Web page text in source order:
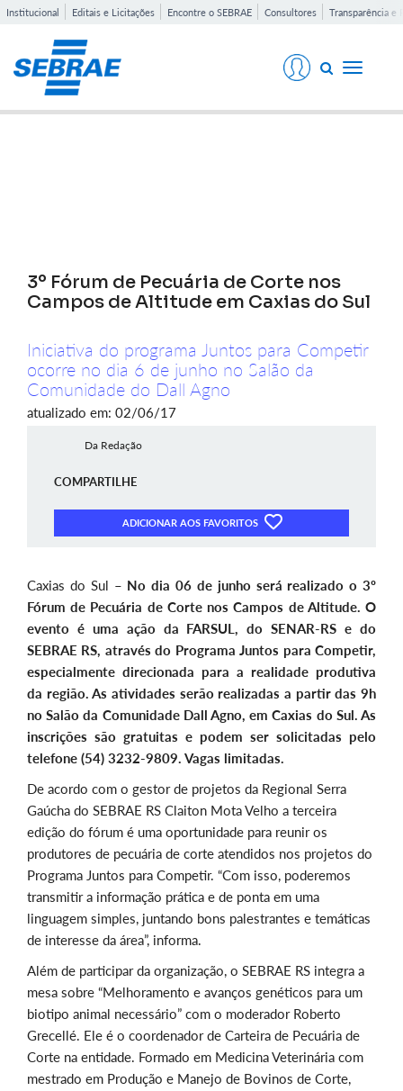
Institucional Editais e Licitações Encontre o SEBRAE Consultores Transparência e
Toggle
3º Fórum de Pecuária de Corte nos
Campos de Altitude em Caxias do Sul
Iniciativa do programa Juntos para Competir
ocorre no dia 6 de junho no Salão da
Comunidade do Dall Agno
atualizado em: 02/06/17
Da Redação
COMPARTILHE
ADICIONAR AOS FAVORITOS
Caxias do Sul – No dia 06 de junho será realizado o 3º
Fórum de Pecuária de Corte nos Campos de Altitude. O
evento é uma ação da FARSUL, do SENAR-RS e do
SEBRAE RS, através do Programa Juntos para Competir,
especialmente direcionada para a realidade produtiva
da região. As atividades serão realizadas a partir das 9h
no Salão da Comunidade Dall Agno, em Caxias do Sul. As
inscrições são gratuitas e podem ser solicitadas pelo
telefone (54) 3232-9809. Vagas limitadas.
De acordo com o gestor de projetos da Regional Serra
Gaúcha do SEBRAE RS Claiton Mota Velho a terceira
edição do fórum é uma oportunidade para reunir os
produtores de pecuária de corte atendidos nos projetos do
Programa Juntos para Competir. “Com isso, poderemos
transmitir a informação prática e de ponta em uma
linguagem simples, juntando bons palestrantes e temáticas
de interesse da área”, informa.
Além de participar da organização, o SEBRAE RS integra a
mesa sobre “Melhoramento e avanços genéticos para um
biotipo animal necessário” com o moderador Roberto
Grecellé. Ele é o coordenador de Carteira de Pecuária de
Corte na entidade. Formado em Medicina Veterinária com
mestrado em Produção e Manejo de Bovinos de Corte,